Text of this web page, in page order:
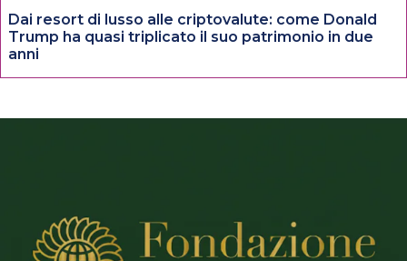
Dai resort di lusso alle criptovalute: come Donald
Trump ha quasi triplicato il suo patrimonio in due
anni